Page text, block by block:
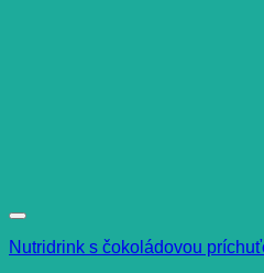
Nutridrink s čokoládovou